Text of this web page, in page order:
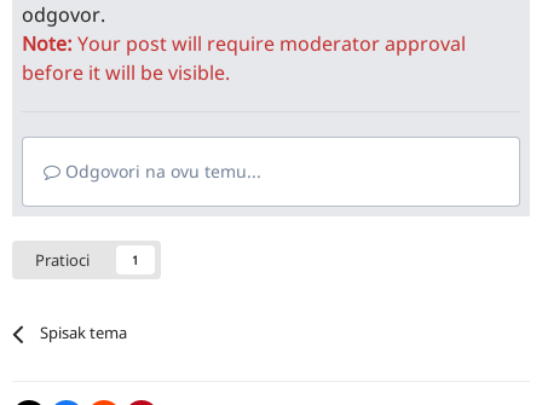
odgovor.
Note: Your post will require moderator approval
before it will be visible.
Odgovori na ovu temu...
Pratioci 1
Spisak tema